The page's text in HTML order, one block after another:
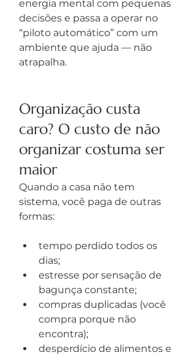
energia mental com pequenas
decisões e passa a operar no
“piloto automático” com um
ambiente que ajuda — não
atrapalha.
Organização custa
caro? O custo de não
organizar costuma ser
maior
Quando a casa não tem
sistema, você paga de outras
formas:
tempo perdido todos os
dias;
estresse por sensação de
bagunça constante;
compras duplicadas (você
compra porque não
encontra);
desperdício de alimentos e